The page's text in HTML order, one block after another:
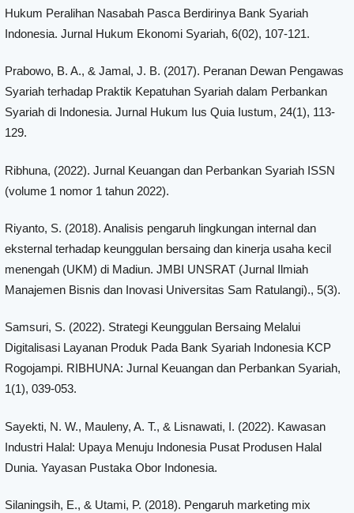
Hukum Peralihan Nasabah Pasca Berdirinya Bank Syariah
Indonesia. Jurnal Hukum Ekonomi Syariah, 6(02), 107-121.
Prabowo, B. A., & Jamal, J. B. (2017). Peranan Dewan Pengawas
Syariah terhadap Praktik Kepatuhan Syariah dalam Perbankan
Syariah di Indonesia. Jurnal Hukum Ius Quia Iustum, 24(1), 113-
129.
Ribhuna, (2022). Jurnal Keuangan dan Perbankan Syariah ISSN
(volume 1 nomor 1 tahun 2022).
Riyanto, S. (2018). Analisis pengaruh lingkungan internal dan
eksternal terhadap keunggulan bersaing dan kinerja usaha kecil
menengah (UKM) di Madiun. JMBI UNSRAT (Jurnal Ilmiah
Manajemen Bisnis dan Inovasi Universitas Sam Ratulangi)., 5(3).
Samsuri, S. (2022). Strategi Keunggulan Bersaing Melalui
Digitalisasi Layanan Produk Pada Bank Syariah Indonesia KCP
Rogojampi. RIBHUNA: Jurnal Keuangan dan Perbankan Syariah,
1(1), 039-053.
Sayekti, N. W., Mauleny, A. T., & Lisnawati, I. (2022). Kawasan
Industri Halal: Upaya Menuju Indonesia Pusat Produsen Halal
Dunia. Yayasan Pustaka Obor Indonesia.
Silaningsih, E., & Utami, P. (2018). Pengaruh marketing mix